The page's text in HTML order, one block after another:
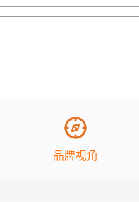
品牌视角